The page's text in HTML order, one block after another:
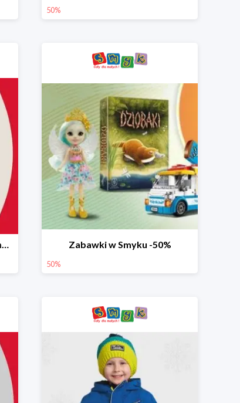
50%
Ostatnie dni wyprzedaży w Smyku do -70% Zabawki w Smyku -50%
50%